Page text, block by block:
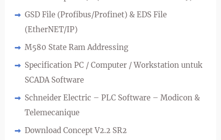
GSD File (Profibus/Profinet) & EDS File
(EtherNET/IP)
M580 State Ram Addressing
Specification PC / Computer / Workstation untuk
SCADA Software
Schneider Electric – PLC Software – Modicon &
Telemecanique
Download Concept V2.2 SR2